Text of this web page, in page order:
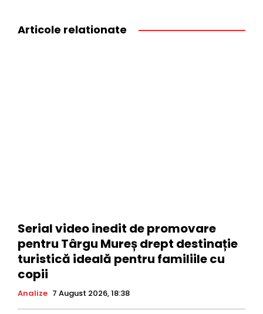
Articole relationate
Serial video inedit de promovare
pentru Târgu Mureș drept destinație
turistică ideală pentru familiile cu
copii
Analize 7 August 2026, 18:38